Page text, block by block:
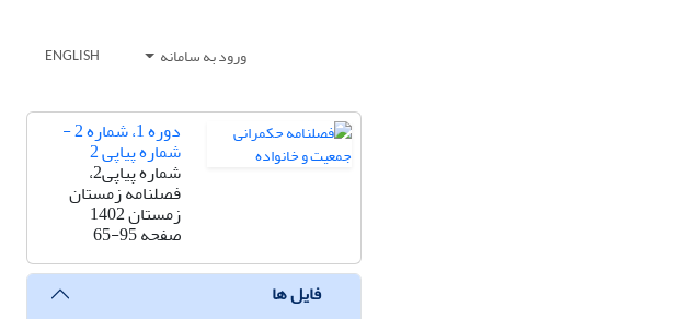
ورود به سامانه ENGLISH
دوره 1، شماره 2 -
شماره پیاپی 2
شماره پیاپی2،
فصلنامه زمستان
زمستان 1402
صفحه65-95
فایل ها